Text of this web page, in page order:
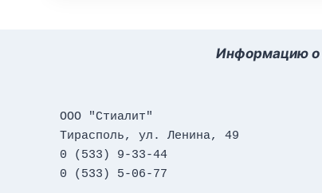
Информацию о
ООО "Стиалит"
Тирасполь, ул. Ленина, 49
0 (533) 9-33-44
0 (533) 5-06-77